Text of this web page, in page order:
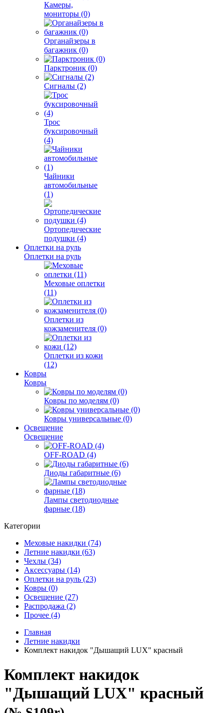
Камеры,
мониторы (0)
Органайзеры в
багажник (0)
Парктроник (0)
Сигналы (2)
Трос
буксировочный
(4)
Чайники
автомобильные
(1)
Ортопедические
подушки (4)
Оплетки на руль
Оплетки на руль
Меховые оплетки
(11)
Оплетки из
кожзаменителя (0)
Оплетки из кожи
(12)
Ковры
Ковры
Ковры по моделям (0)
Ковры универсальные (0)
Освещение
Освещение
OFF-ROAD (4)
Диоды габаритные (6)
Лампы светодиодные
фарные (18)
Категории
Меховые накидки (74)
Летние накидки (63)
Чехлы (34)
Аксессуары (14)
Оплетки на руль (23)
Ковры (0)
Освещение (27)
Распродажа (2)
Прочее (4)
Главная
Летние накидки
Комплект накидок "Дышащий LUX" красный
Комплект накидок
"Дышащий LUX" красный